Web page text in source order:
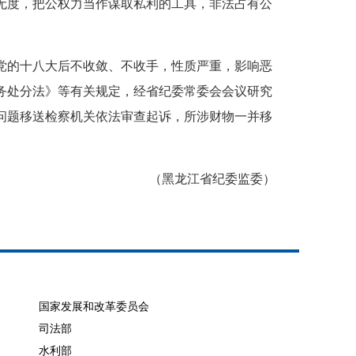
，把公权力当作谋取私利的工具，非法占有公
十八大后不收敛、不收手，性质严重，影响恶
分法》等有关规定，经省纪委常委会会议研究
移送检察机关依法审查起诉，所涉财物一并移
（黑龙江省纪委监委）
国家发展和改革委员会
司法部
水利部